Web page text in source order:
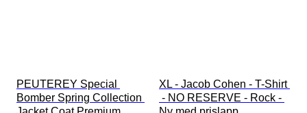
PEUTEREY Special
Bomber Spring Collection
XL - Jacob Cohen - T-Shirt
- NO RESERVE - Rock -